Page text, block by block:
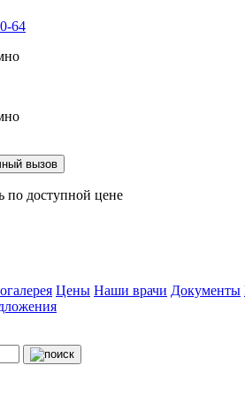
64
вызов
по доступной цене
Цены Наши врачи Документы